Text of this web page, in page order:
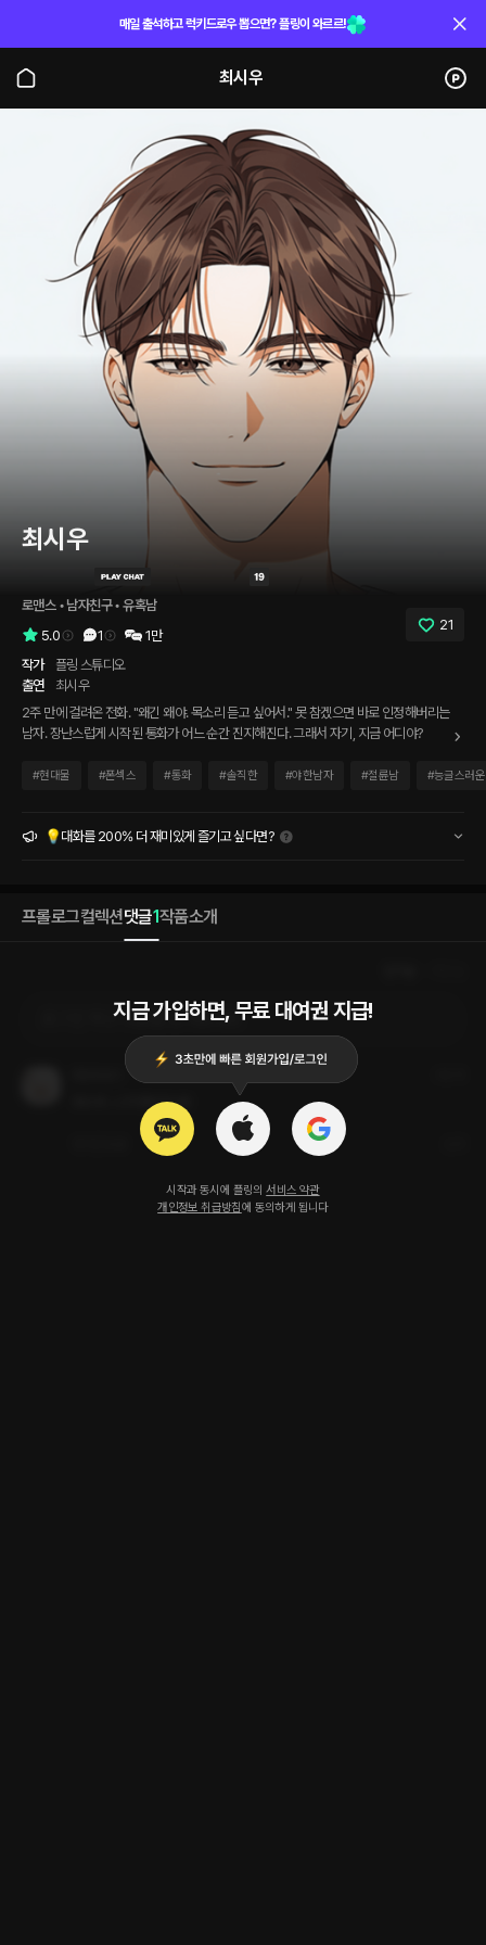
매일 출석하고 럭키드로우 뽑으면? 플링이 와르르!
최시우
최시우
로맨스 • 남자친구 • 유혹남
5.0
1 1만
21
작가
플링 스튜디오
출연
최시우
2주 만에 걸려온 전화. "왜긴 왜야. 목소리 듣고 싶어서." 못 참겠으면 바로 인정해버리는
남자. 장난스럽게 시작된 통화가 어느 순간 진지해진다. 그래서 자기, 지금 어디야?
#현대물 #폰섹스 #통화 #솔직한 #야한남자 #절륜남 #능글스러운
💡대화를 200% 더 재미있게 즐기고 싶다면?
프롤로그컬렉션댓글1작품소개
지금 가입하면, 무료 대여권 지급!
시작과 동시에 플링의 서비스 약관
개인정보 취급방침에 동의하게 됩니다
로그인 하고 댓글을 남겨보세요
최시우.. 니가 짱이야..!!!!!